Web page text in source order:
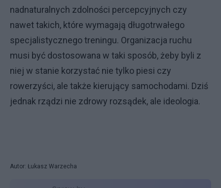
nadnaturalnych zdolności percepcyjnych czy
nawet takich, które wymagają długotrwałego
specjalistycznego treningu. Organizacja ruchu
musi być dostosowana w taki sposób, żeby byli z
niej w stanie korzystać nie tylko piesi czy
rowerzyści, ale także kierujący samochodami. Dziś
jednak rządzi nie zdrowy rozsądek, ale ideologia.
Autor: Łukasz Warzecha